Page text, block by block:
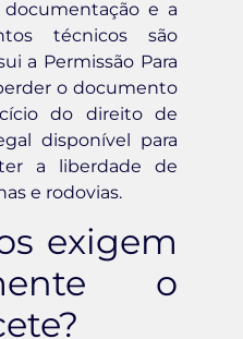
e a
técnicos são
a Permissão Para
o documento
do direito de
disponível para
a liberdade de
e rodovias.
exigem
o